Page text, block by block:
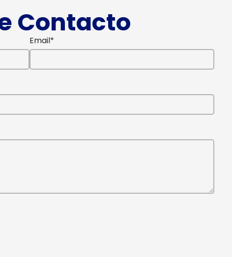
Contacto
Email*